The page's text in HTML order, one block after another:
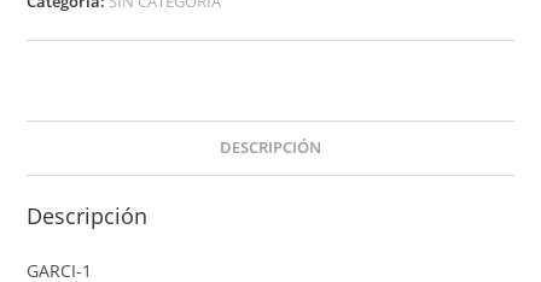
DESCRIPCIÓN
Descripción
GARCI-1